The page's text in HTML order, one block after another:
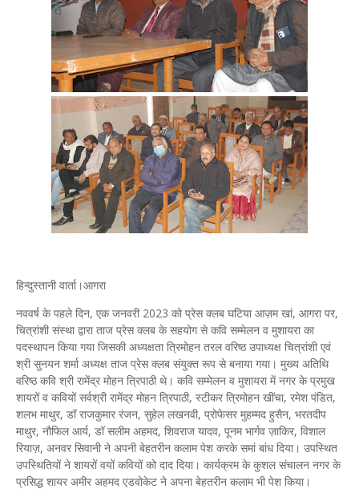
हिन्दुस्तानी वार्ता।आगरा
नववर्ष के पहले दिन, एक जनवरी 2023 को प्रेस क्लब घटिया आज़म खां, आगरा पर,
चित्रांशी संस्था द्वारा ताज प्रेस क्लब के सहयोग से कवि सम्मेलन व मुशायरा का
पदस्थापन किया गया जिसकी अध्यक्षता त्रिमोहन तरल वरिष्ठ उपाध्यक्ष चित्रांशी एवं
श्री सुनयन शर्मा अध्यक्ष ताज प्रेस क्लब संयुक्त रूप से बनाया गया। मुख्य अतिथि
वरिष्ठ कवि श्री रामेंद्र मोहन त्रिपाठी थे। कवि सम्मेलन व मुशायरा में नगर के प्रमुख
शायरों व कवियों सर्वश्री रामेंद्र मोहन त्रिपाठी, स्टीकर त्रिमोहन खींचा, रमेश पंडित,
शलभ माथुर, डॉ राजकुमार रंजन, सुहेल लखनवी, प्रोफेसर मुहम्मद हुसैन, भरतदीप
माथुर, नौफिल आर्य, डॉ सलीम अहमद, शिवराज यादव, पूनम भार्गव ज़ाकिर, विशाल
रियाज़, अनवर सिवानी ने अपनी बेहतरीन कलाम पेश करके समां बांध दिया। उपस्थित
उपस्थितियों ने शायरों वयों कवियों को दाद दिया। कार्यक्रम के कुशल संचालन नगर के
प्रसिद्ध शायर अमीर अहमद एडवोकेट ने अपना बेहतरीन कलाम भी पेश किया।